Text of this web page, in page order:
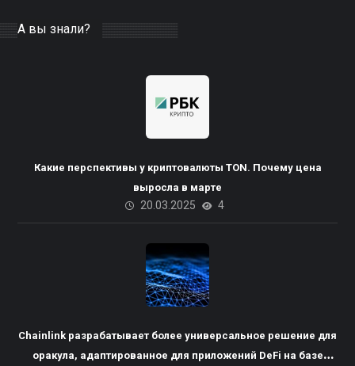
А вы знали?
Какие перспективы у криптовалюты TON. Почему цена
выросла в марте
20.03.2025 4
Chainlink разрабатывает более универсальное решение для
оракула, адаптированное для приложений DeFi на базе